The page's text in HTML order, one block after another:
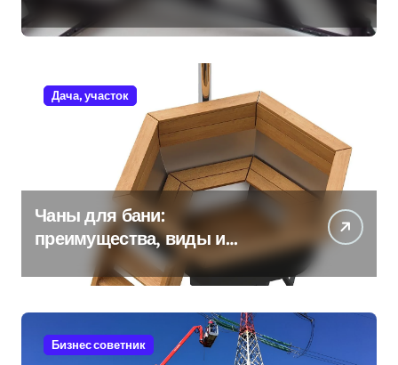
Дача, участок
Чаны для бани:
преимущества, виды и
особенности использования
Бизнес советник